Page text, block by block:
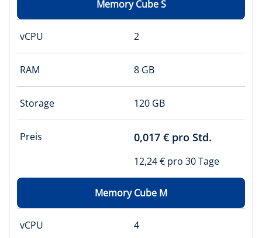
Memory Cube S
vCPU 2
RAM 8 GB
Storage 120 GB
Preis 0,017 € pro Std.
12,24 € pro 30 Tage
Memory Cube M
vCPU 4